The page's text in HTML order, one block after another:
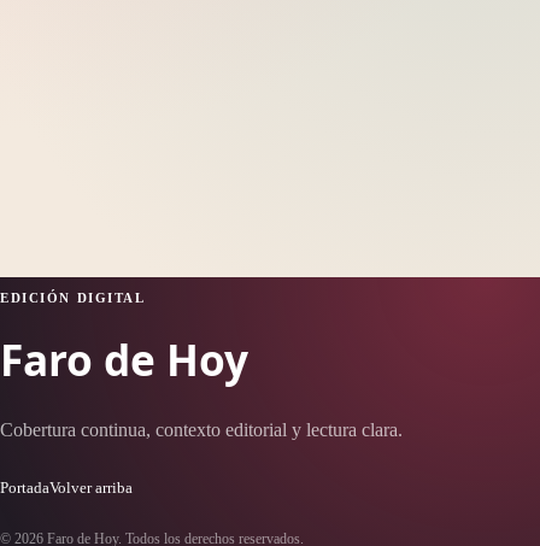
EDICIÓN DIGITAL
Faro de Hoy
Cobertura continua, contexto editorial y lectura clara.
PortadaVolver arriba
© 2026 Faro de Hoy. Todos los derechos reservados.